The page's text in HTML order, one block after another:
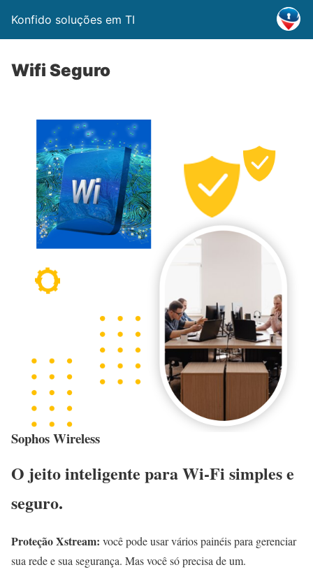
Konfido soluções em TI
Wifi Seguro
Sophos Wireless
O jeito inteligente para Wi-Fi simples e
seguro.
Proteção Xstream: você pode usar vários painéis para gerenciar
sua rede e sua segurança. Mas você só precisa de um.